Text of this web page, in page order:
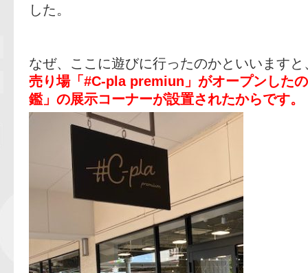
した。
なぜ、ここに遊びに行ったのかといいますと
売り場「#C-pla premiun」がオープンした
鑑」の展示コーナーが設置されたからです。